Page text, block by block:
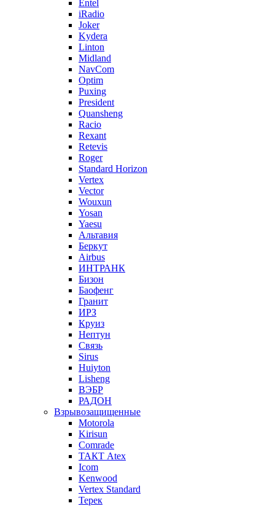
Entel
iRadio
Joker
Kydera
Linton
Midland
NavCom
Optim
Puxing
President
Quansheng
Racio
Rexant
Retevis
Roger
Standard Horizon
Vertex
Vector
Wouxun
Yosan
Yaesu
Альтавия
Беркут
Airbus
ИНТРАНК
Бизон
Баофенг
Гранит
ИРЗ
Круиз
Нептун
Связь
Sirus
Huiyton
Lisheng
ВЭБР
РАДОН
Взрывозащищенные
Motorola
Kirisun
Comrade
ТАКТ Atex
Icom
Kenwood
Vertex Standard
Терек